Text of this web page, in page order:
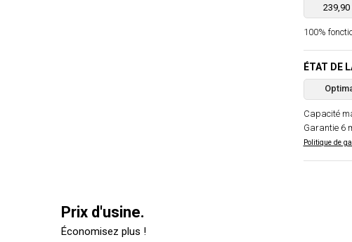
239,90
100%
ÉTAT DE
Capacité
Garantie 6
Politique de
Prix d'usine.
Économisez plus !